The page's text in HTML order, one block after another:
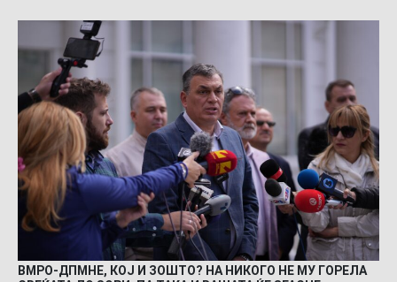
ВМРО-ДПМНЕ, КОЈ И ЗОШТО? НА НИКОГО НЕ МУ ГОРЕЛА